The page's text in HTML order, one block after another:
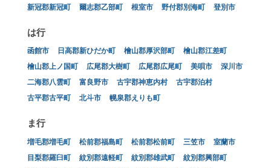
新冠郡新冠町
爾志郡乙部町 根室市 野付郡別海町 登別市
は行
函館市 日高郡新ひだか町 檜山郡厚沢部町
檜山郡江差町
檜山郡上ノ国町
広尾郡大樹町 広尾郡広尾町 美唄市
深川市
二海郡八雲町
富良野市 古宇郡神恵内村
古宇郡泊村
古平郡古平町
北斗市 幌泉郡えりも町
ま行
増毛郡増毛町 松前郡福島町 松前郡松前町 三笠市
室蘭市
目梨郡羅臼町
紋別郡遠軽町 紋別郡雄武町
紋別郡興部町